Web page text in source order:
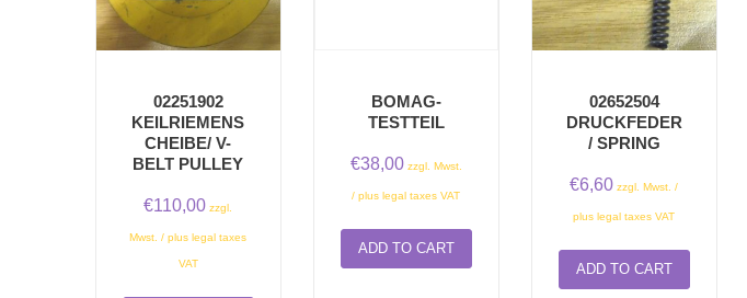
02251902
KEILRIEMENS
CHEIBE/ V-
BELT PULLEY
€110,00 zzgl.
Mwst. / plus legal taxes
VAT
BOMAG-
TESTTEIL
€38,00 zzgl. Mwst.
/ plus legal taxes VAT
ADD TO CART
02652504
DRUCKFEDER
/ SPRING
€6,60 zzgl. Mwst. /
plus legal taxes VAT
ADD TO CART